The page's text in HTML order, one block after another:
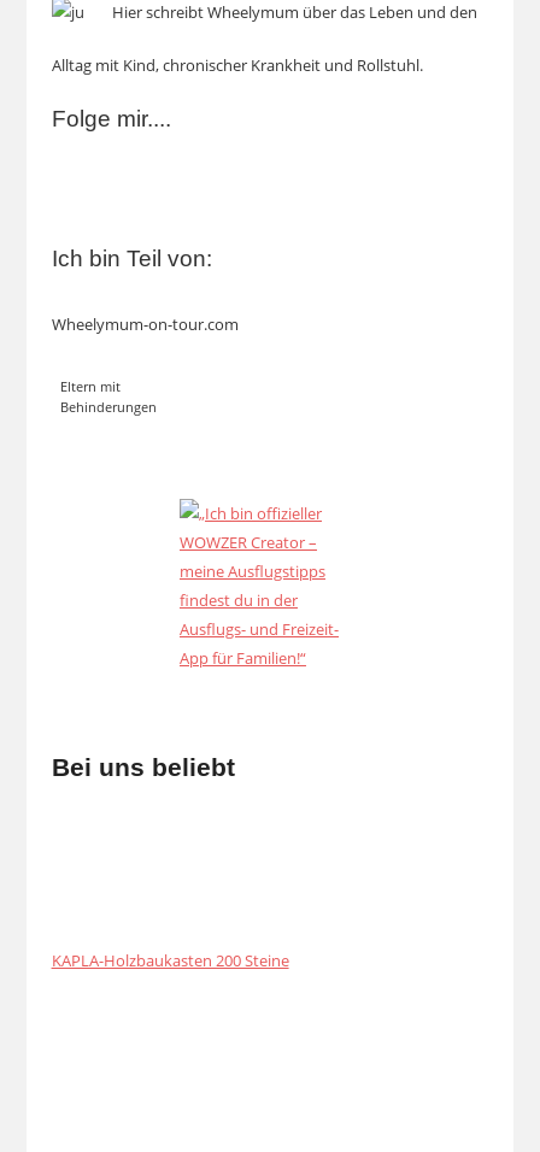
Hier schreibt Wheelymum über das Leben und den
Alltag mit Kind, chronischer Krankheit und Rollstuhl.
Folge mir....
Ich bin Teil von:
Wheelymum-on-tour.com
Eltern mit
Behinderungen
Bei uns beliebt
KAPLA-Holzbaukasten 200 Steine